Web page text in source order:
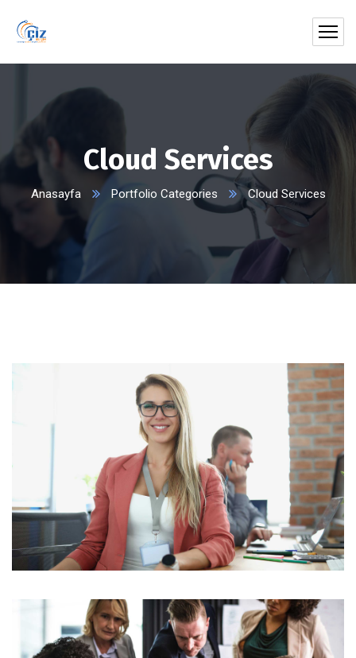
Cloud Services
Anasayfa Portfolio Categories Cloud Services